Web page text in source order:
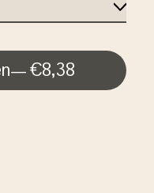
— €8,38